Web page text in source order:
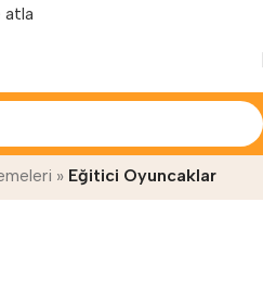
atla
» Eğitici Oyuncaklar